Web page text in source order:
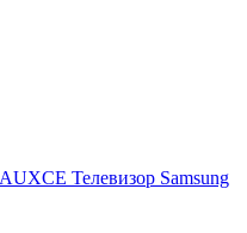
Телевизор Samsung